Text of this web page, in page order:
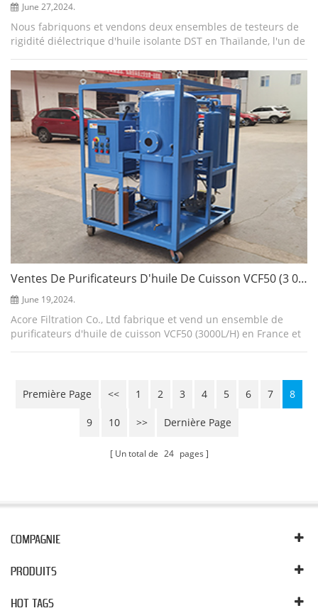
June 27,2024.
Nous fabriquons et vendons deux ensembles de testeurs de
rigidité diélectrique d'huile isolante DST en Thaïlande, l'un de
normes CEI 65156 e...
Ventes De Purificateurs D'huile De Cuisson VCF50 (3 000 L/H) En France
June 19,2024.
Acore Filtration Co., Ltd fabrique et vend un ensemble de
purificateurs d'huile de cuisson VCF50 (3000L/H) en France et
Première Page << 1 2 3 4 5 6 7 8
9 10 >> Dernière Page
Un total de 24 pages
COMPAGNIE
PRODUITS
HOT TAGS